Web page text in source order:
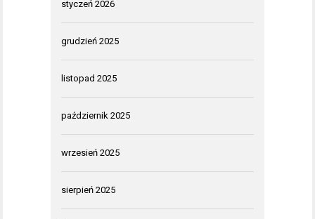
styczeń 2026
grudzień 2025
listopad 2025
październik 2025
wrzesień 2025
sierpień 2025